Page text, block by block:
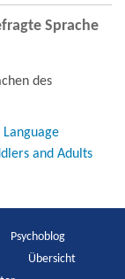
Sprache
des
and Adults
Psychoblog
Übersicht